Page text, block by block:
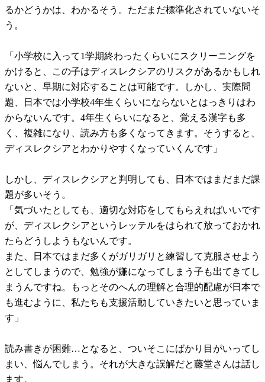
るかどうかは、わかるそう。ただまだ標準化されていないそ
う。
「小学校に入って1学期終わったくらいにスクリーニングを
かけると、この子はディスレクシアのリスクがあるかもしれ
ないと、早期に対応することは可能です。しかし、実際問
題、日本では小学校4年生くらいにならないとはっきりはわ
からないんです。4年生くらいになると、覚える漢字も多
く、複雑になり、読み方も多くなってきます。そうすると、
ディスレクシアとわかりやすくなっていくんです」
しかし、ディスレクシアと判明しても、日本ではまだまだ課
題が多いそう。
「気づいたとしても、適切な対応をしてもらえればいいです
が、ディスレクシアというレッテルをはられて放っておかれ
たらどうしようもないんです。
また、日本ではまだ多くがガリガリと練習して克服させよう
としてしまうので、勉強が嫌になってしまう子も出てきてし
まうんですね。もっとそのへんの理解と合理的配慮が日本で
も進むように、私たちも支援活動していきたいと思っていま
す」
読み書きが困難…となると、ついそこにばかり目がいってし
まい、悩んでしまう。それが大きな誤解だと藤堂さんは話し
ます。